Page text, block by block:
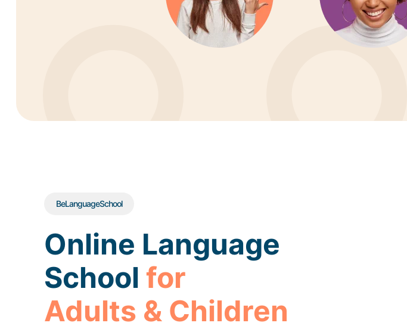
BeLanguageSchool
Online Language
School for
Adults & Children